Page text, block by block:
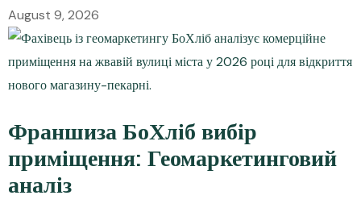
August 9, 2026
Франшиза БоХліб вибір
приміщення: Геомаркетинговий
аналіз